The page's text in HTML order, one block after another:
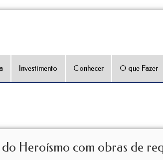
Investimento Conhecer O que Fazer
Heroísmo com obras de